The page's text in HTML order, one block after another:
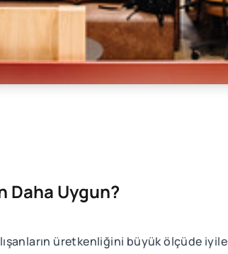
Daha Uygun?
üretkenliğini büyük ölçüde